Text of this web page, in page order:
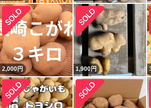
2,000円 1,900円